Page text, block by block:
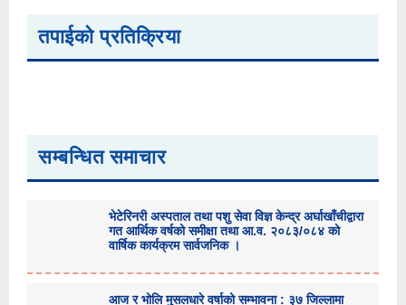
तपाईको प्रतिक्रिया
सम्बन्धित समाचार
भेटेरिनरी अस्पताल तथा पशु सेवा विज्ञ केन्द्र अर्घाखाँचीद्वारा
गत आर्थिक वर्षको समीक्षा तथा आ.व. २०८३/०८४ को
वार्षिक कार्यक्रम सार्वजनिक ।
आज र भोलि मुसलधारे वर्षाको सम्भावना : ३७ जिल्लामा